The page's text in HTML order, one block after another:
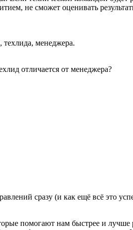
не сможет оценивать
техлида, менеджера.
отличается от менеджера?
сразу (и как ещё всё это
помогают нам быстрее и лучше